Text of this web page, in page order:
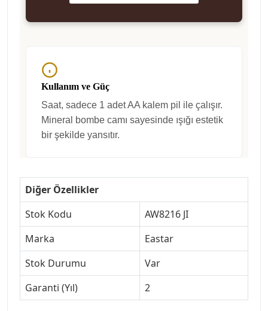
Kullanım ve Güç
Saat, sadece 1 adet AA kalem pil ile çalışır.
Mineral bombe camı sayesinde ışığı estetik
bir şekilde yansıtır.
Diğer Özellikler
Stok Kodu
AW8216 JI
Marka
Eastar
Stok Durumu
Var
Garanti (Yıl)
2